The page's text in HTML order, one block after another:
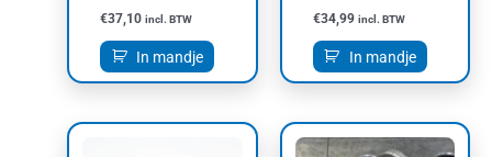
€37,10 incl. BTW
In mandje
€34,99 incl. BTW
In mandje